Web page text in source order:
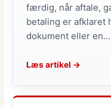
færdig, når aftale,
betaling er afklaret
dokument eller en...
Læs artikel →